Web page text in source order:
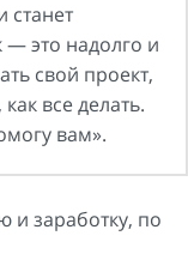
станет
— это надолго и
свой проект,
все делать.
вам».
и заработку, по